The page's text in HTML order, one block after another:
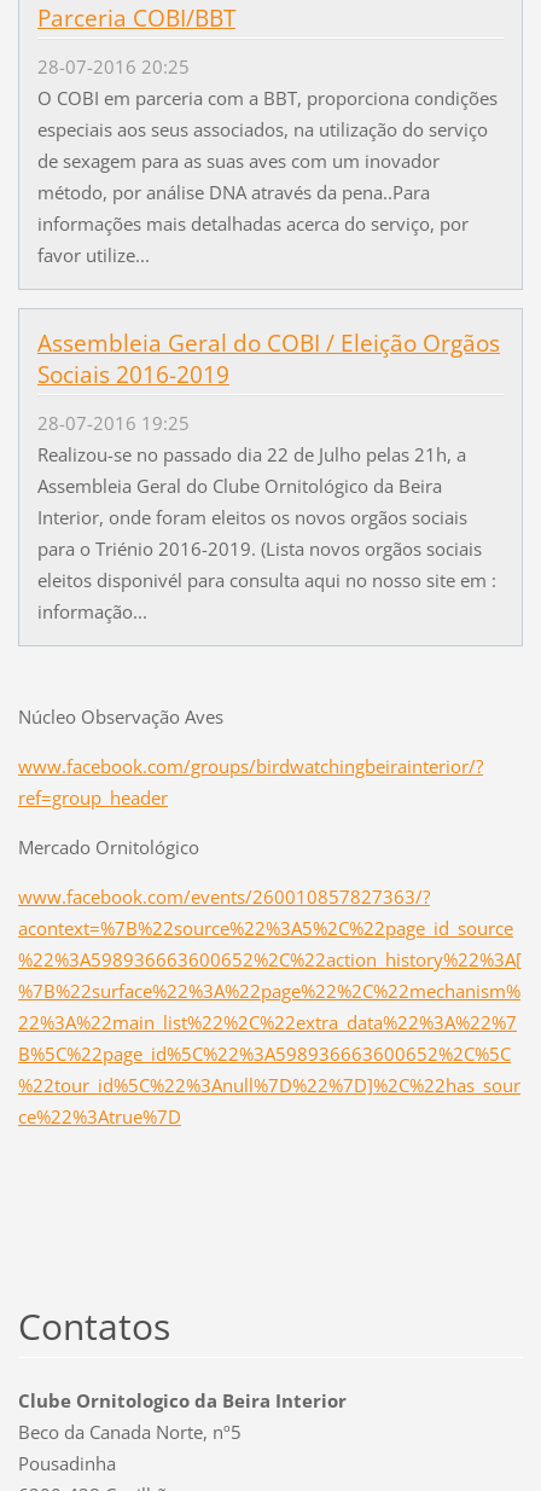
Parceria COBI/BBT
28-07-2016 20:25
O COBI em parceria com a BBT, proporciona condições
especiais aos seus associados, na utilização do serviço
de sexagem para as suas aves com um inovador
método, por análise DNA através da pena..Para
informações mais detalhadas acerca do serviço, por
favor utilize...
Assembleia Geral do COBI / Eleição Orgãos
Sociais 2016-2019
28-07-2016 19:25
Realizou-se no passado dia 22 de Julho pelas 21h, a
Assembleia Geral do Clube Ornitológico da Beira
Interior, onde foram eleitos os novos orgãos sociais
para o Triénio 2016-2019. (Lista novos orgãos sociais
eleitos disponivél para consulta aqui no nosso site em :
informação...
Núcleo Observação Aves
www.facebook.com/groups/birdwatchingbeirainterior/?
ref=group_header
Mercado Ornitológico
www.facebook.com/events/260010857827363/?
acontext=%7B%22source%22%3A5%2C%22page_id_source
%22%3A598936663600652%2C%22action_history%22%3A[
%7B%22surface%22%3A%22page%22%2C%22mechanism%
22%3A%22main_list%22%2C%22extra_data%22%3A%22%7
B%5C%22page_id%5C%22%3A598936663600652%2C%5C
%22tour_id%5C%22%3Anull%7D%22%7D]%2C%22has_sour
ce%22%3Atrue%7D
Contatos
Clube Ornitologico da Beira Interior
Beco da Canada Norte, nº5
Pousadinha